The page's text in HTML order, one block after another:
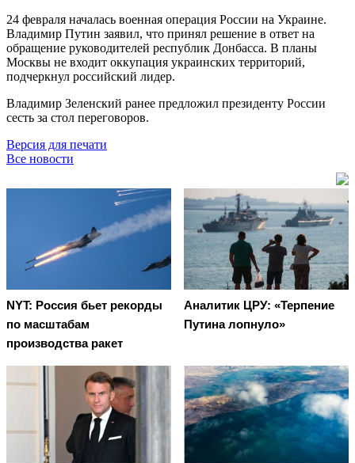
24 февраля началась военная операция России на Украине.
Владимир Путин заявил, что принял решение в ответ на
обращение руководителей республик Донбасса. В планы
Москвы не входит оккупация украинских территорий,
подчеркнул российский лидер.
Владимир Зеленский ранее предложил президенту России
сесть за стол переговоров.
Версия для печати
Все новости
NYT: Россия бьет рекорды
по масштабам
производства ракет
Аналитик ЦРУ: «Терпение
Путина лопнуло»